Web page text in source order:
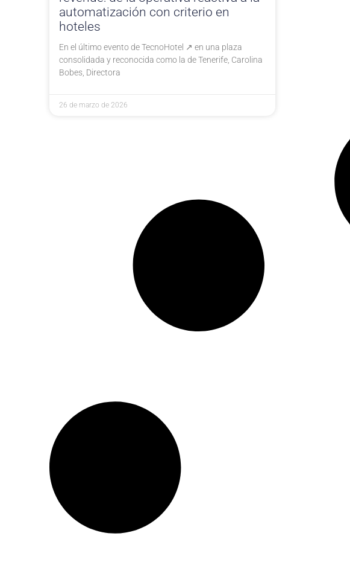
automatización con criterio en
hoteles
En el último evento de TecnoHotel ↗ en una plaza
consolidada y reconocida como la de Tenerife, Carolina
Bobes, Directora
26 de marzo de 2026